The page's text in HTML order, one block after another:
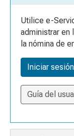
Utilice e-
administrar en
la nómina de
Iniciar sesión
Guía del